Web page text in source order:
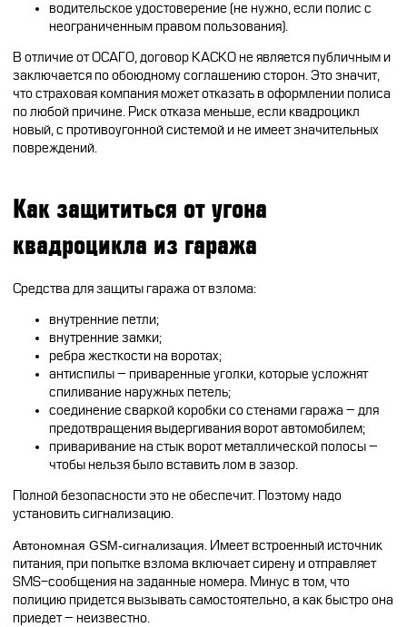
водительское удостоверение (не нужно, если полис с
неограниченным правом пользования).
В отличие от ОСАГО, договор КАСКО не является публичным и
заключается по обоюдному соглашению сторон. Это значит,
что страховая компания может отказать в оформлении полиса
по любой причине. Риск отказа меньше, если квадроцикл
новый, с противоугонной системой и не имеет значительных
повреждений.
Как защититься от угона
квадроцикла из гаража
Средства для защиты гаража от взлома:
внутренние петли;
внутренние замки;
ребра жесткости на воротах;
антиспилы – приваренные уголки, которые усложнят
спиливание наружных петель;
соединение сваркой коробки со стенами гаража – для
предотвращения выдергивания ворот автомобилем;
приваривание на стык ворот металлической полосы –
чтобы нельзя было вставить лом в зазор.
Полной безопасности это не обеспечит. Поэтому надо
установить сигнализацию.
Автономная GSM-сигнализация. Имеет встроенный источник
питания, при попытке взлома включает сирену и отправляет
SMS-сообщения на заданные номера. Минус в том, что
полицию придется вызывать самостоятельно, а как быстро она
приедет – неизвестно.